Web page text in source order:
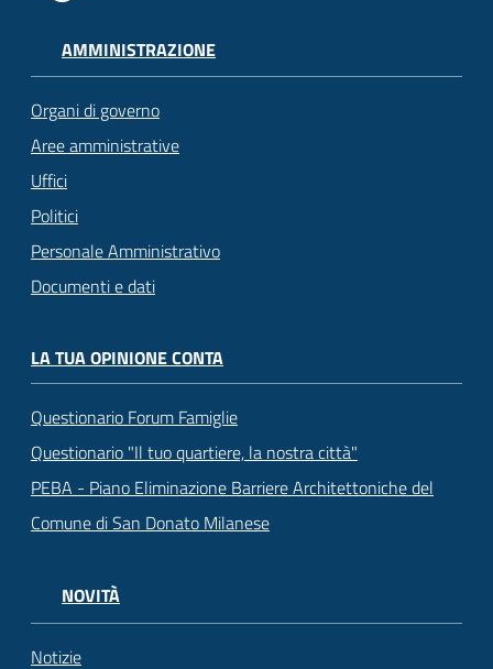
AMMINISTRAZIONE
Organi di governo
Aree amministrative
Uffici
Politici
Personale Amministrativo
Documenti e dati
LA TUA OPINIONE CONTA
Questionario Forum Famiglie
Questionario "Il tuo quartiere, la nostra città"
PEBA - Piano Eliminazione Barriere Architettoniche del
Comune di San Donato Milanese
NOVITÀ
Notizie